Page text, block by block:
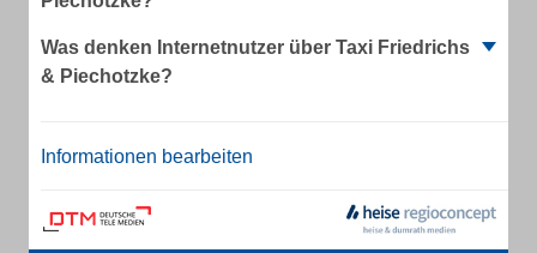
Was denken Internetnutzer über Taxi Friedrichs
& Piechotzke?
Informationen bearbeiten